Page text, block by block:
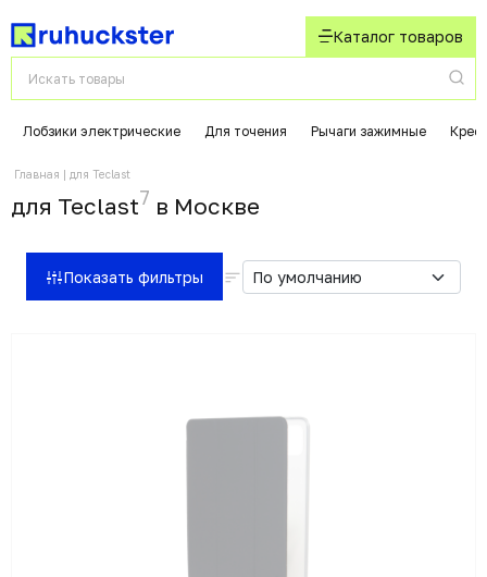
Каталог товаров
Лобзики электрические Для точения Рычаги зажимные
Главная для Teclast
для Teclast7 в Москвe
Показать фильтры